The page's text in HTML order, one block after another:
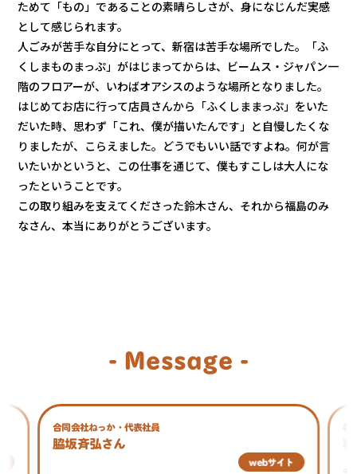
ためて「もの」であることの素晴らしさが、身になじんだ実感
として感じられます。
人ごみが苦手な自分にとって、新宿は苦手な場所でした。「ふ
くしまものまっぷ」がはじまってからは、ビームス・ジャパン一
階のフロアーが、いわばオアシスのような場所となりました。
はじめてお店に行って店員さんから「ふくしままっぷ」をいた
だいた時、思わず「これ、僕が描いたんです」と自慢したくな
りましたが、こらえました。どうでもいい話ですよね。何が言
いたいかというと、この仕事を通じて、僕もすこしは大人にな
ったということです。
この取り組みを支えてくださった鈴木さん、それから福島のみ
なさん、本当にありがとうございます。
- Message -
合同会社ねっか・代表社員
脇坂斉弘さん
webサイト
株